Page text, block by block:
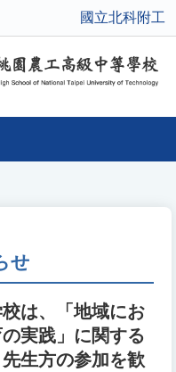
國立北科附工
せ
は、「地域にお
実践」に関する
生方の参加を歓